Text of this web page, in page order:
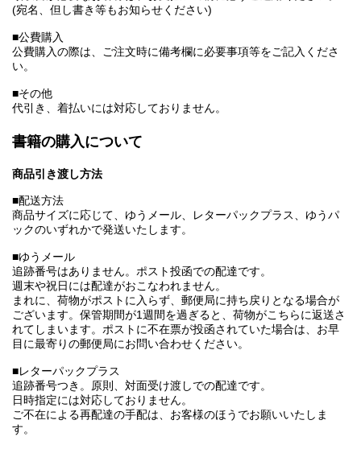
(宛名、但し書き等もお知らせください)
■公費購入
公費購入の際は、ご注文時に備考欄に必要事項等をご記入くださ
い。
■その他
代引き、着払いには対応しておりません。
書籍の購入について
商品引き渡し方法
■配送方法
商品サイズに応じて、ゆうメール、レターパックプラス、ゆうパ
ックのいずれかで発送いたします。
■ゆうメール
追跡番号はありません。ポスト投函での配達です。
週末や祝日には配達がおこなわれません。
まれに、荷物がポストに入らず、郵便局に持ち戻りとなる場合が
ございます。保管期間が1週間を過ぎると、荷物がこちらに返送さ
れてしまいます。ポストに不在票が投函されていた場合は、お早
目に最寄りの郵便局にお問い合わせください。
■レターパックプラス
追跡番号つき。原則、対面受け渡しでの配達です。
日時指定には対応しておりません。
ご不在による再配達の手配は、お客様のほうでお願いいたしま
す。